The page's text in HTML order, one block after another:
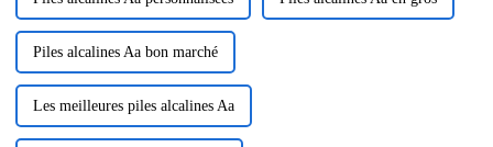
Piles alcalines Aa bon marché
Les meilleures piles alcalines Aa